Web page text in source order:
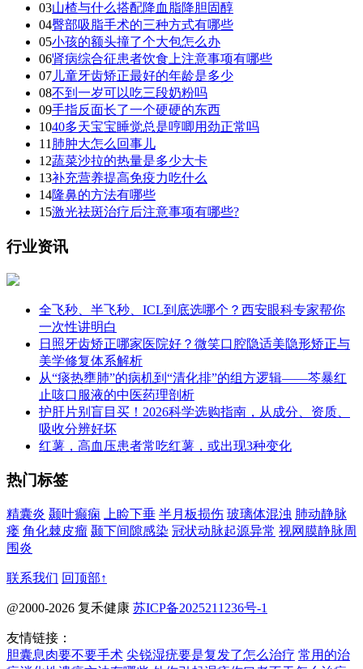
03山楂与什么搭配降血脂降胆固醇
04臀部吸脂手术的三种方式有哪些
05小孩的额头撞了个大包怎么办
06肾病综合征患者饮食上注意事项有哪些
07 儿童牙齿矫正最好的年龄是多少
08不到一岁可以吃三段奶粉吗
09手指反面长了一个硬硬的东西
1040多天宝宝睡觉总是哼唧用劲正常吗
11 肺肿大怎么回事儿
12蔬菜沙拉的热量是多少大卡
13补充营养提高免疫力吃什么
14隆鼻的方法有哪些
15激光祛斑治疗后注意事项有哪些?
行业资讯
全飞秒、半飞秒、ICL到底选哪个？西安眼科专家帮你
一次性讲明白
日照牙齿矫正哪家医院好？微笑口腔隐适美隐形矫正与
美学修复体系解析
从“痰热壅肺”的病机到“清化排”的组方逻辑——芩暴红
止咳口服液的中医药理剖析
护肝片别盲目买！2026科学选购指南，从成分、资质、
吸收分辨好坏
红薯，高血压患者常吃红薯，或出现3种变化
热门标签
精囊炎 颞叶癫痫 上睑下垂 半月板损伤 玻璃体混浊 肺动静脉
瘘 角化棘皮瘤 颞下间隙感染 冠状动脉起源异常 视网膜静脉周
围炎
联系我们 回顶部↑
@2000-2026 复禾健康 苏ICP备2025211236号-1
友情链接：
胆囊息肉要不要手术 尖锐湿疣要是复发了怎么治疗 常用的治